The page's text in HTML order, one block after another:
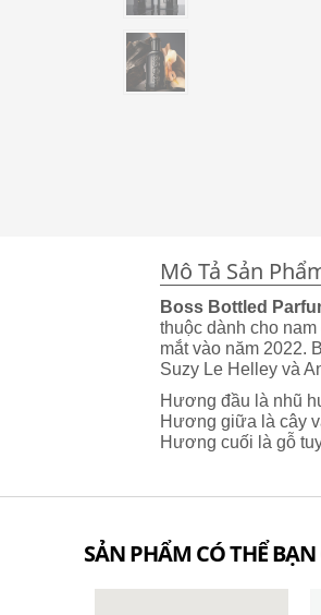
Mô Tả Sản
Boss Bottled
thuộc dành cho
mắt vào năm 2022.
Suzy Le Helley và
Hương đầu là nhũ
Hương giữa là cây
Hương cuối là gỗ
SẢN PHẨM CÓ THỂ